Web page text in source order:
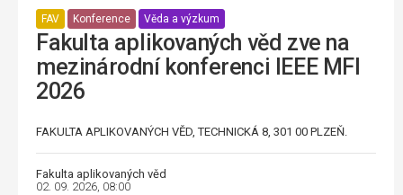
FAV Konference Věda a výzkum
Fakulta aplikovaných věd zve na
mezinárodní konferenci IEEE MFI
2026
FAKULTA APLIKOVANÝCH VĚD, TECHNICKÁ 8, 301 00 PLZEŇ.
Fakulta aplikovaných věd
02. 09. 2026, 08:00